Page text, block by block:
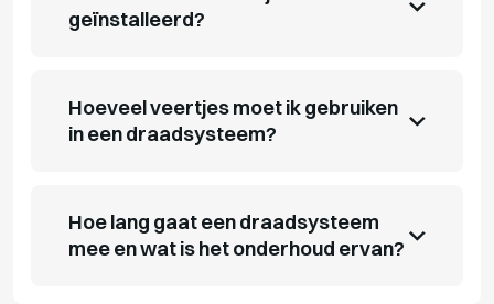
geïnstalleerd?
Hoeveel veertjes moet ik gebruiken
in een draadsysteem?
Hoe lang gaat een draadsysteem
mee en wat is het onderhoud ervan?